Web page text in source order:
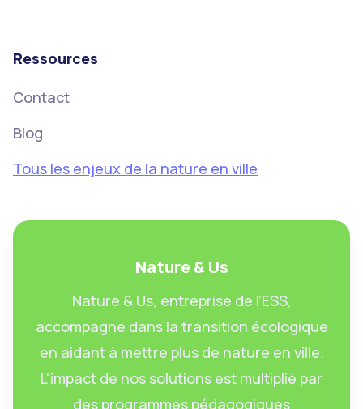
Ressources
Contact
Blog
Tous les enjeux de la nature en ville
Nature & Us
Nature & Us, entreprise de l’ESS,
accompagne dans la transition écologique
en aidant à mettre plus de nature en ville.
L'impact de nos solutions est multiplié par
des programmes pédagogiques